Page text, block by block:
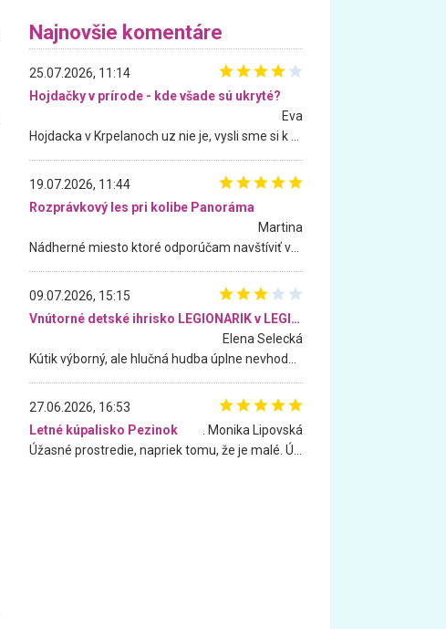
Najnovšie komentáre
25.07.2026, 11:14
Hojdačky v prírode - kde všade sú ukryté?
Eva
19.07.2026, 11:44
Rozprávkový les pri kolibe Panoráma
Martina
09.07.2026, 15:15
Vnútorné detské ihrisko LEGIONARIK v LEGIA Fitness
Elena Selecká
27.06.2026, 16:53
Letné kúpalisko Pezinok
. Monika Lipovská